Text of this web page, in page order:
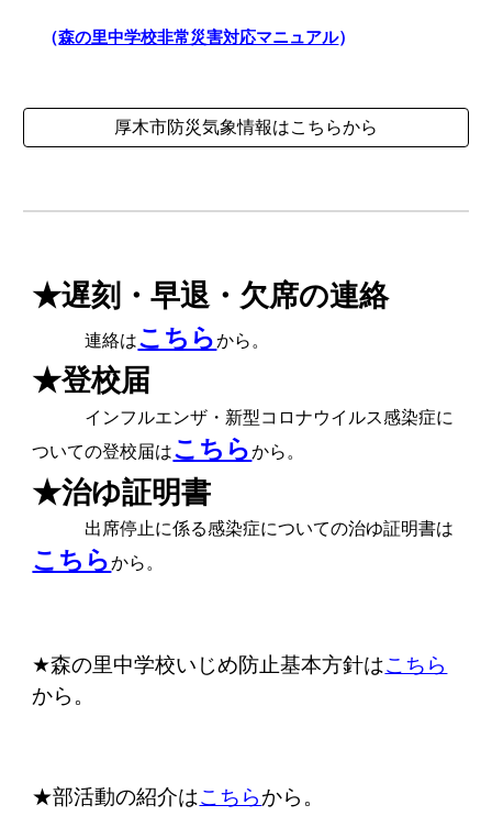
（森の里中学校非常災害対応マニュアル）
厚木市防災気象情報はこちらから
★遅刻・早退・欠席の連絡
連絡はこちらから。
★登校届
インフルエンザ・新型コロナウイルス感染症に
ついての登校届はこちらから。
★治ゆ証明書
出席停止に係る感染症についての治ゆ証明書は
こちらから。
★森の里中学校いじめ防止基本方針はこちら
から。
★部活動の紹介はこちらから。